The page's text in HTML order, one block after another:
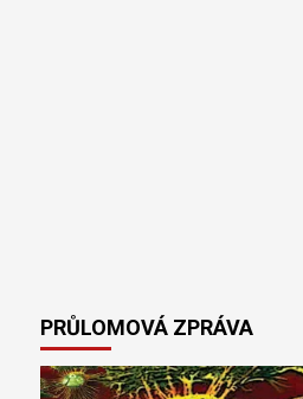
PRŮLOMOVÁ ZPRÁVA